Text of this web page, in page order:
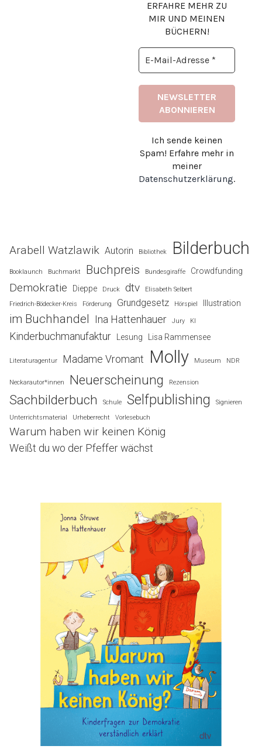
ERFAHRE MEHR ZU
MIR UND MEINEN
BÜCHERN!
Ich sende keinen
Spam! Erfahre mehr in
meiner
Datenschutzerklärung.
Arabell Watzlawik Autorin Bibliothek Bilderbuch
Booklaunch Buchmarkt Buchpreis Bundesgiraffe Crowdfunding
Demokratie Dieppe Druck dtv
Elisabeth Selbert
Friedrich-Bödecker-Kreis
Förderung Grundgesetz Hörspiel Illustration
im Buchhandel Ina Hattenhauer Jury KI
Kinderbuchmanufaktur Lesung Lisa Rammensee
Literaturagentur Madame Vromant Molly Museum NDR
Neckarautor*innen Neuerscheinung Rezension
Sachbilderbuch Schule Selfpublishing
Signieren
Unterrichtsmaterial
Urheberrecht Vorlesebuch
Warum haben wir keinen König
Weißt du wo der Pfeffer wächst